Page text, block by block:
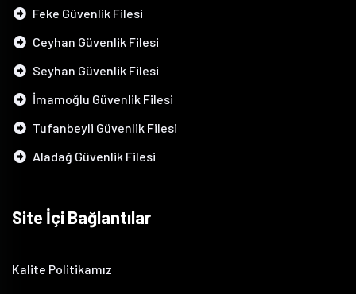
Feke Güvenlik Filesi
Ceyhan Güvenlik Filesi
Seyhan Güvenlik Filesi
İmamoğlu Güvenlik Filesi
Tufanbeyli Güvenlik Filesi
Aladağ Güvenlik Filesi
Site İçi Bağlantılar
Kalite Politikamız